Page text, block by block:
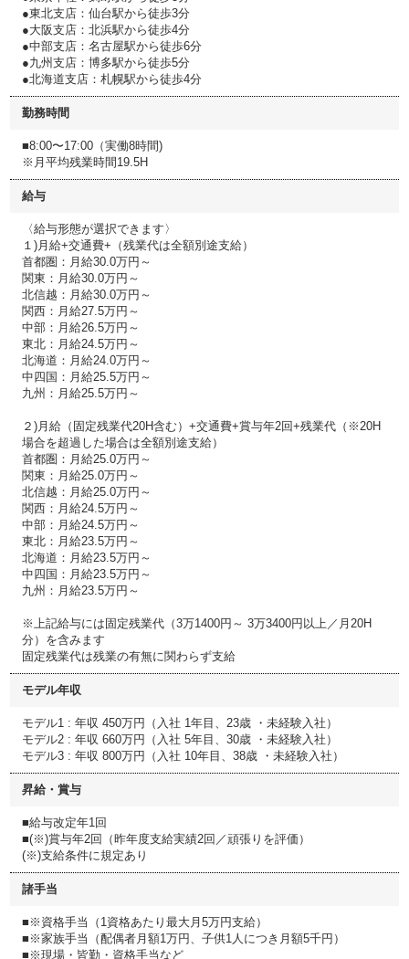
●東北支店：仙台駅から徒歩3分
●大阪支店：北浜駅から徒歩4分
●中部支店：名古屋駅から徒歩6分
●九州支店：博多駅から徒歩5分
●北海道支店：札幌駅から徒歩4分
勤務時間
■8:00〜17:00（実働8時間)
※月平均残業時間19.5H
給与
〈給与形態が選択できます〉
１)月給+交通費+（残業代は全額別途支給）
首都圏：月給30.0万円～
関東：月給30.0万円～
北信越：月給30.0万円～
関西：月給27.5万円～
中部：月給26.5万円～
東北：月給24.5万円～
北海道：月給24.0万円～
中四国：月給25.5万円～
九州：月給25.5万円～
２)月給（固定残業代20H含む）+交通費+賞与年2回+残業代（※20H
場合を超過した場合は全額別途支給）
首都圏：月給25.0万円～
関東：月給25.0万円～
北信越：月給25.0万円～
関西：月給24.5万円～
中部：月給24.5万円～
東北：月給23.5万円～
北海道：月給23.5万円～
中四国：月給23.5万円～
九州：月給23.5万円～
※上記給与には固定残業代（3万1400円～ 3万3400円以上／月20H
分）を含みます
固定残業代は残業の有無に関わらず支給
モデル年収
モデル1 : 年収 450万円（入社 1年目、23歳 ・未経験入社）
モデル2 : 年収 660万円（入社 5年目、30歳 ・未経験入社）
モデル3 : 年収 800万円（入社 10年目、38歳 ・未経験入社）
昇給・賞与
■給与改定年1回
■(※)賞与年2回（昨年度支給実績2回／頑張りを評価）
(※)支給条件に規定あり
諸手当
■※資格手当（1資格あたり最大月5万円支給）
■※家族手当（配偶者月額1万円、子供1人につき月額5千円）
■※現場・皆勤・資格手当など